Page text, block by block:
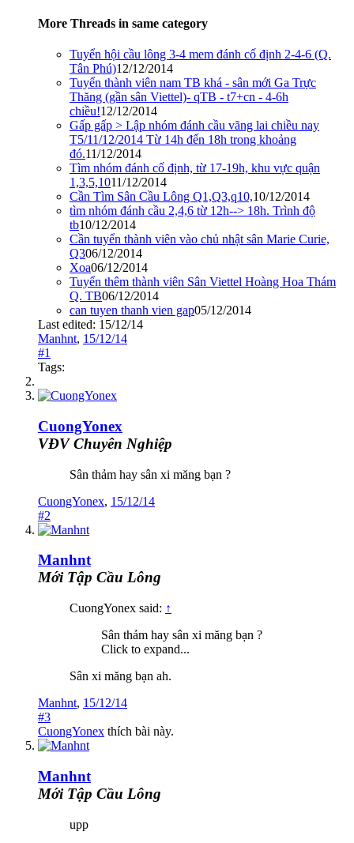
More Threads in same category
Tuyển hội cầu lông 3-4 mem đánh cố định 2-4-6 (Q.
Tân Phú)12/12/2014
Tuyển thành viên nam TB khá - sân mới Ga Trực
Thăng (gần sân Viettel)- qTB - t7+cn - 4-6h
chiều!12/12/2014
Gấp gấp > Lập nhóm đánh cầu vãng lai chiều nay
T5/11/12/2014 Từ 14h đến 18h trong khoảng
đó.11/12/2014
Tìm nhóm đánh cố định, từ 17-19h, khu vực quận
1,3,5,1011/12/2014
Cần Tìm Sân Cầu Lông Q1,Q3,q10,10/12/2014
tìm nhóm đánh cầu 2,4,6 từ 12h--> 18h. Trình độ
tb10/12/2014
Cần tuyển thành viên vào chủ nhật sân Marie Curie,
Q306/12/2014
Xoa06/12/2014
Tuyển thêm thành viên Sân Viettel Hoàng Hoa Thám
Q. TB06/12/2014
can tuyen thanh vien gap05/12/2014
Last edited: 15/12/14
Manhnt, 15/12/14
#1
Tags:
CuongYonex
VĐV Chuyên Nghiệp
Sân thảm hay sân xi măng bạn ?
CuongYonex, 15/12/14
#2
Manhnt
Mới Tập Cầu Lông
CuongYonex said: ↑
Sân thảm hay sân xi măng bạn ?
Click to expand...
Sân xi măng bạn ah.
Manhnt, 15/12/14
#3
CuongYonex thích bài này.
Manhnt
Mới Tập Cầu Lông
upp